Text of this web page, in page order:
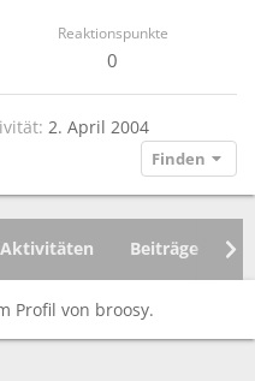
Reaktionspunkte
0
2. April 2004
Finden
Beiträge
Profil von broosy.